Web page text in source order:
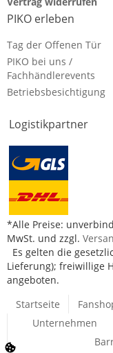
PIKO erleben
Tag der Offenen Tür
PIKO bei uns /
Fachhändlerevents
Betriebsbesichtigung
Logistikpartner
*Alle Preise:
MwSt. und zzgl.
Es gelten die
Lieferung); freiwillige
angeboten.
Startseite
Unternehmen